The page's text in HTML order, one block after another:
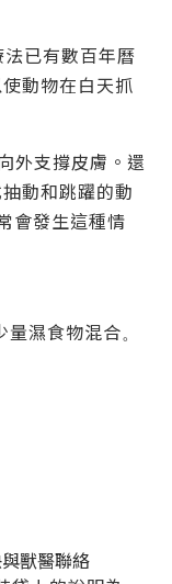
已有數百年曆
動物在白天抓
外支撐皮膚。還
動和跳躍的動
會發生這種情
量濕食物混合。
與獸醫聯絡